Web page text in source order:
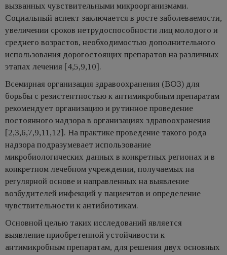
вызванных чувствительными микроорганизмами.
Социальный аспект заключается в росте заболеваемости,
увеличении сроков нетрудоспособности лиц молодого и
среднего возрастов, необходимостью дополнительного
использования дорогостоящих препаратов на различных
этапах лечения [4,5,9,10].
Всемирная организация здравоохранения (ВОЗ) для
борьбы с резистентностью к антимикробным препаратам
рекомендует организацию и рутинное проведение
постоянного надзора в организациях здравоохранения
[2,3,6,7,9,11,12]. На практике проведение такого рода
надзора подразумевает использование
микробиологических данных в конкретных регионах и в
конкретном лечебном учреждении, получаемых на
регулярной основе и направленных на выявление
возбудителей инфекций у пациентов и определение
чувствительности к антибиотикам.
Основной целью таких исследований является
выявление приобретенной устойчивости к
антимикробным препаратам, для решения двух основных